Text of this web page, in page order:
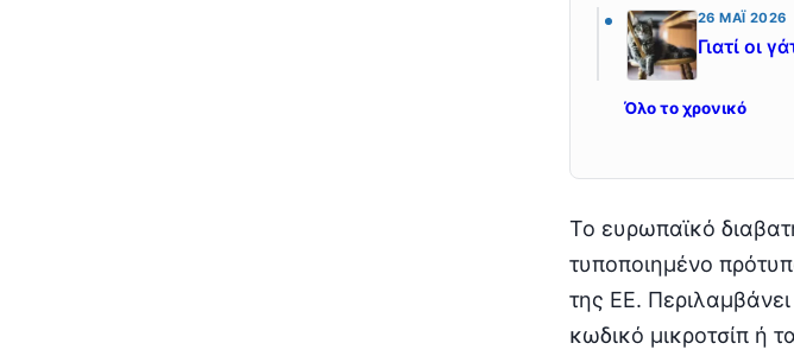
26 ΜΆΙ 2026
Γιατί οι
Όλο το χρονικό
Το ευρωπαϊκό
τυποποιημένο
της ΕΕ.
κωδικό μικροτσίπ ή